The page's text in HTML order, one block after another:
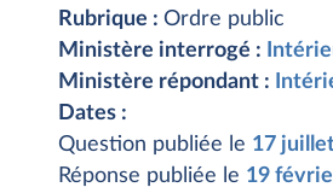
Rubrique : Ordre public
Ministère interrogé :
Ministère répondant :
Dates :
Question publiée le 17
Réponse publiée le 19